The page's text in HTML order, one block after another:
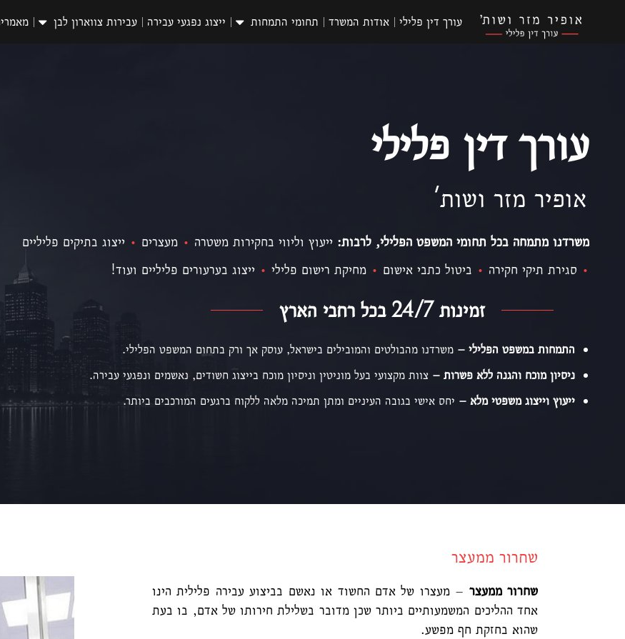
עורך דין פלילי אודות המשרד תחומי התמחות ייצוג נפגעי עבירה עבירות צווארון לבן
עורך דין פלילי
אופיר מזר ושות'
משרדנו מתמחה בכל תחומי המשפט הפלילי, לרבות: ייעוץ וליווי בחקירות משטרה • מעצרים • ייצוג בתיקים פליליים
• סגירת תיקי חקירה • ביטול כתבי אישום • מחיקת רישום פלילי • ייצוג בערעורים פליליים ועוד!
זמינות 24/7 בכל רחבי הארץ
התמחות במשפט הפלילי – משרדנו מהבולטים והמובילים בישראל, עוסק אך ורק בתחום המשפט הפלילי.
ניסיון מוכח והגנה ללא פשרות – צוות מקצועי בעל מוניטין וניסיון מוכח בייצוג חשודים, נאשמים ונפגעי עבירה.
ייעוץ וייצוג משפטי מלא – יחס אישי בגובה העיניים ומתן תמיכה מלאה ללקוח ברגעים המורכבים ביותר.
שחרור ממעצר
שחרור ממעצר – מעצרו של אדם החשוד או נאשם בביצוע עבירה פלילית הינו
אחד ההליכים המשמעותיים ביותר שכן מדובר בשלילת חירותו של אדם, בו בעת
שהוא בחזקת חף מפשע.